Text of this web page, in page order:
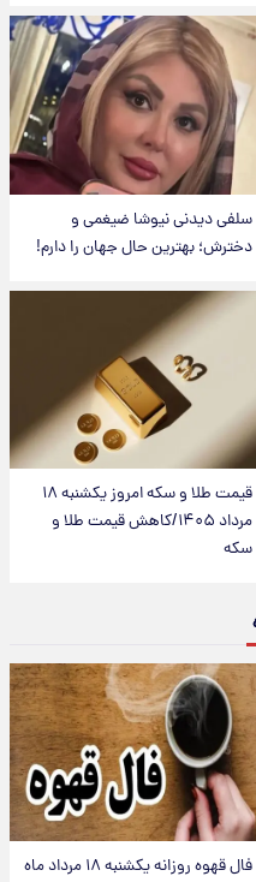
سلفی دیدنی نیوشا ضیغمی و
دخترش؛ بهترین حال جهان را دارم!
قیمت طلا و سکه امروز یکشنبه ۱۸
مرداد ۱۴۰۵/کاهش قیمت طلا و
سکه
فال قهوه روزانه یکشنبه ۱۸ مرداد ماه